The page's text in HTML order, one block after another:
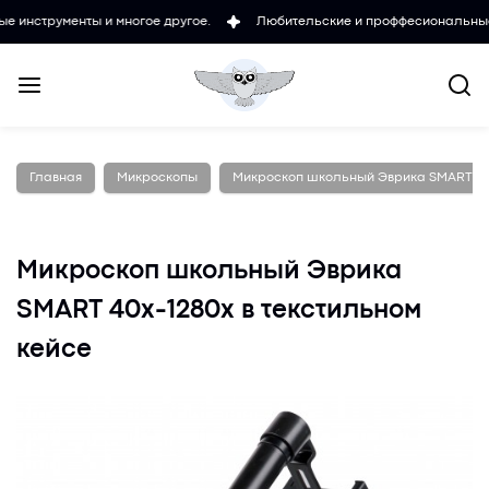
и многое другое. Любительские и проффесиональные
Главная Микроскопы Микроскоп школьный Эврика SMART
Микроскоп школьный Эврика
SMART 40х-1280х в текстильном
кейсе